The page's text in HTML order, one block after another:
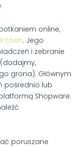
online,
. Jego
i zebranie
grona). Głównym
pośrednio lub
Shopware.
poruszane